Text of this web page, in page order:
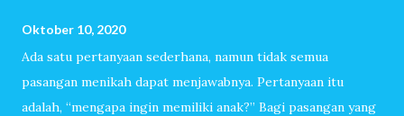
Oktober 10, 2020
Ada satu pertanyaan sederhana, namun tidak semua
pasangan menikah dapat menjawabnya. Pertanyaan itu
adalah, “mengapa ingin memiliki anak?” Bagi pasangan yang